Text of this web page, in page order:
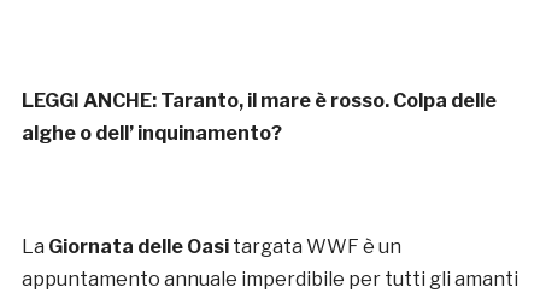
LEGGI ANCHE:Taranto, il mare è rosso. Colpa delle
alghe o dell’ inquinamento?
La Giornata delle Oasitargata WWF è un
appuntamento annuale imperdibile per tutti gli amanti